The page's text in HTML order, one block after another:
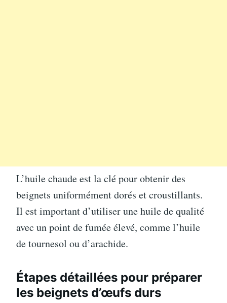
L’huile chaude est la clé pour obtenir des
beignets uniformément dorés et croustillants.
Il est important d’utiliser une huile de qualité
avec un point de fumée élevé, comme l’huile
de tournesol ou d’arachide.
Étapes détaillées pour préparer
les beignets d’œufs durs